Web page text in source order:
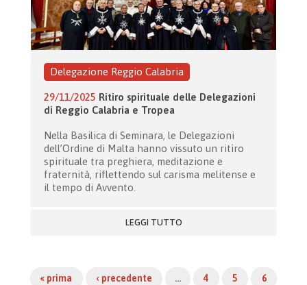
Delegazione Reggio Calabria
29/11/2025 Ritiro spirituale delle Delegazioni
di Reggio Calabria e Tropea
Nella Basilica di Seminara, le Delegazioni
dell’Ordine di Malta hanno vissuto un ritiro
spirituale tra preghiera, meditazione e
fraternità, riflettendo sul carisma melitense e
il tempo di Avvento.
LEGGI TUTTO
« prima ‹ precedente … 4 5 6